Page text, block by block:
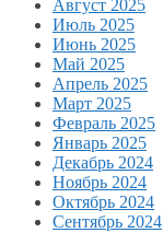
Август 2025
Июль 2025
Июнь 2025
Май 2025
Апрель 2025
Март 2025
Февраль 2025
Январь 2025
Декабрь 2024
Ноябрь 2024
Октябрь 2024
Сентябрь 2024